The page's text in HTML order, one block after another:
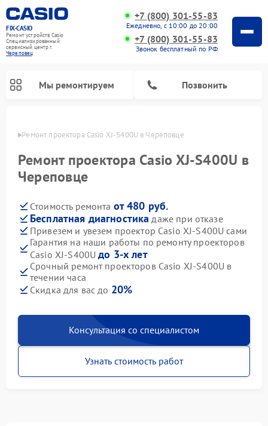
FIX-CASIO
Ремонт устройств Casio
Специализированный
cервисный центр г.
Череповец
+7 (800) 301-55-83
Ежедневно, с 10:00 до 20:00
+7 (800) 301-55-83
Звонок бесплатный по РФ
Мы ремонтируем Позвонить
Ремонт проектора Casio XJ-S400U в Череповце
Ремонт проектора Casio XJ-S400U в
Череповце
Стоимость ремонта от 480 руб.
Бесплатная диагностика даже при отказе
Привезем и увезем проектор Casio XJ-S400U сами
Гарантия на наши работы по ремонту проекторов
Casio XJ-S400Uдо 3-х лет
Срочный ремонт проекторов Casio XJ-S400U в
течении часа
Скидка для вас до 20%
Консультация со специалистом
Узнать стоимость работ